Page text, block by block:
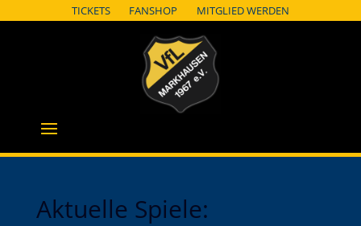
TICKETS FANSHOP MITGLIED WERDEN
Aktuelle Spiele: